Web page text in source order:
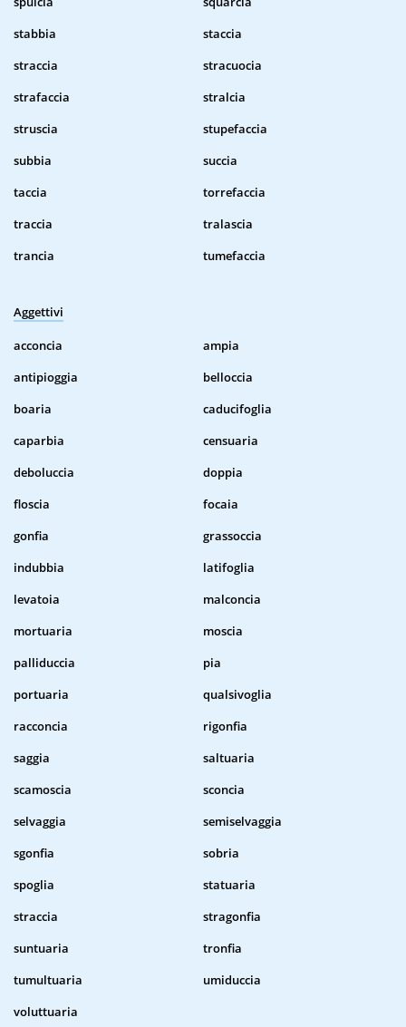
stabbia
staccia
straccia
stracuocia
strafaccia
stralcia
struscia
stupefaccia
subbia
succia
taccia
torrefaccia
traccia
tralascia
trancia
tumefaccia
Aggettivi
acconcia
ampia
antipioggia
belloccia
boaria
caducifoglia
caparbia
censuaria
deboluccia
doppia
floscia
focaia
gonfia
grassoccia
indubbia
latifoglia
levatoia
malconcia
mortuaria
moscia
palliduccia
pia
portuaria
qualsivoglia
racconcia
rigonfia
saggia
saltuaria
scamoscia
sconcia
selvaggia
semiselvaggia
sgonfia
sobria
spoglia
statuaria
straccia
stragonfia
suntuaria
tronfia
tumultuaria
umiduccia
voluttuaria